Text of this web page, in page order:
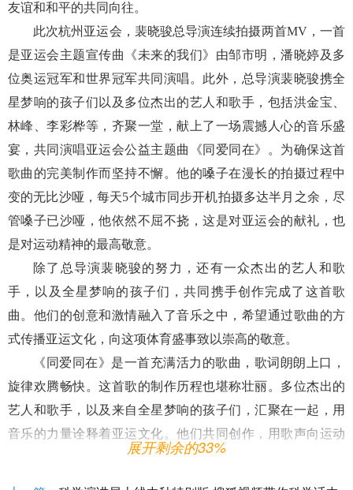
友谊和和平的共同向往。
此次杭州亚运会，裴晓骏总导演连续拍摄两首MV，一首
是亚运会主题宣传曲《未来的我们》由邹市明，潘晓婷及多
位奥运冠军和世界冠军共同演唱。此外，总导演裴晓骏携全
星梦响的孩子们以及多位杰出的艺人和歌手，包括洪金宝、
林峰、李彩桦等，齐聚一堂，献上了一场震撼人心的音乐盛
宴，共同演唱亚运会公益主题曲《同爱同在》。为确保这首
歌曲的完美制作而坚持不懈。他的嗓子在漫长的拍摄过程中
变的无比沙哑，每天5个城市同步开机拍摄多达半月之余，尽
管嗓子已沙哑，他依然不屈不挠，这是对亚运会的献礼，也
是对运动精神的最高敬意。
除了总导演裴晓骏的努力，还有一众杰出的艺人和歌
手，以及全星梦响的孩子们，共同携手创作完成了这首歌
曲。他们的创意和激情融入了音乐之中，希望通过歌曲的方
式传播亚运文化，向这项体育盛事致以崇高的敬意。
《同爱同在》是一首充满活力的歌曲，歌词朗朗上口，
旋律欢腾畅快。这首歌的制作历程也堪称壮丽。多位杰出的
艺人和歌手，以及来自全星梦响的孩子们，汇聚在一起，用
音乐的力量诠释着亚运文化。他们共同创作，用歌声向运动
健儿们呐喊，为国家赛事献出自己的一份力量。这是一支充
展开剩余的33%